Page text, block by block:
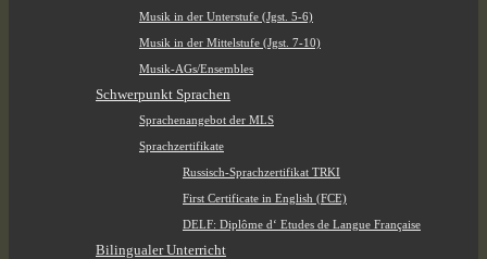
Musik in der Unterstufe (Jgst. 5-6)
Musik in der Mittelstufe (Jgst. 7-10)
Musik-AGs/Ensembles
Schwerpunkt Sprachen
Sprachenangebot der MLS
Sprachzertifikate
Russisch-Sprachzertifikat TRKI
First Certificate in English (FCE)
DELF: Diplôme d‘ Etudes de Langue Française
Bilingualer Unterricht